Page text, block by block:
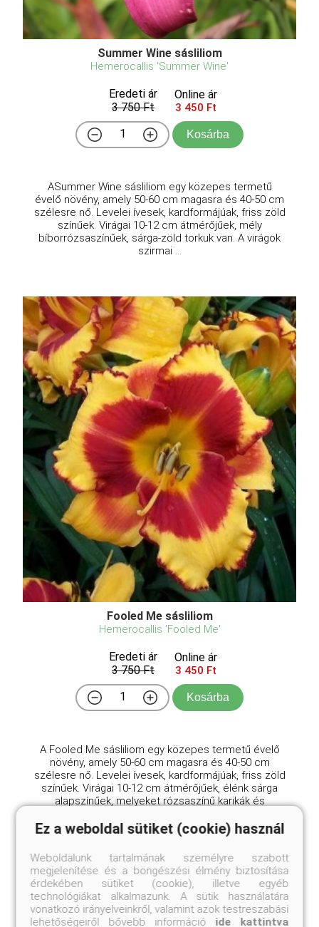
Summer Wine sásliliom
Hemerocallis 'Summer Wine'
Eredeti ár
3 750 Ft
Online ár
3 450 Ft
Kosárba
ASummer Wine sásliliom egy közepes termetű
évelő növény, amely 50-60 cm magasra és 40-50 cm
szélesre nő. Levelei ívesek, kardformájúak, friss zöld
színűek. Virágai 10-12 cm átmérőjűek, mély
bíborrózsaszínűek, sárga-zöld torkuk van. A virágok
szirmai ...
Fooled Me sásliliom
Hemerocallis 'Fooled Me'
Eredeti ár
3 750 Ft
Online ár
3 450 Ft
Kosárba
A Fooled Me sásliliom egy közepes termetű évelő
növény, amely 50-60 cm magasra és 40-50 cm
szélesre nő. Levelei ívesek, kardformájúak, friss zöld
színűek. Virágai 10-12 cm átmérőjűek, élénk sárga
alapszínűek, melyeket rózsaszínű karikák és
Ez a weboldal sütiket (cookie) használ
Weboldalunk tartalmának személyre szabott
megjelenítése és a böngészési élmény biztosítása
érdekében sütiket (cookie), illetve egyéb
technológiákat alkalmazunk. A sütik használatára
vonatkozó irányelveinkről, valamint azok testreszabási
lehetőségeiről bővebb információ ide kattintva